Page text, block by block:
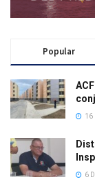
Popular
16
6